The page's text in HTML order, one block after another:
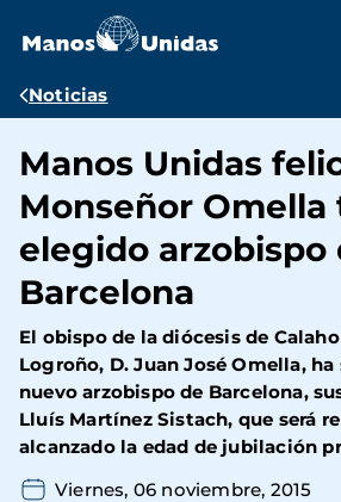
contenido
Ruta
navegación
Noticias
Manos Unidas
Monseñor Omella
elegido arzobispo
Barcelona
El obispo de la diócesis de
Logroño, D. Juan José Omella,
nuevo arzobispo de Barcelona,
Lluís Martínez Sistach, que será
alcanzado la edad de jubilación
Viernes, 06 noviembre, 2015